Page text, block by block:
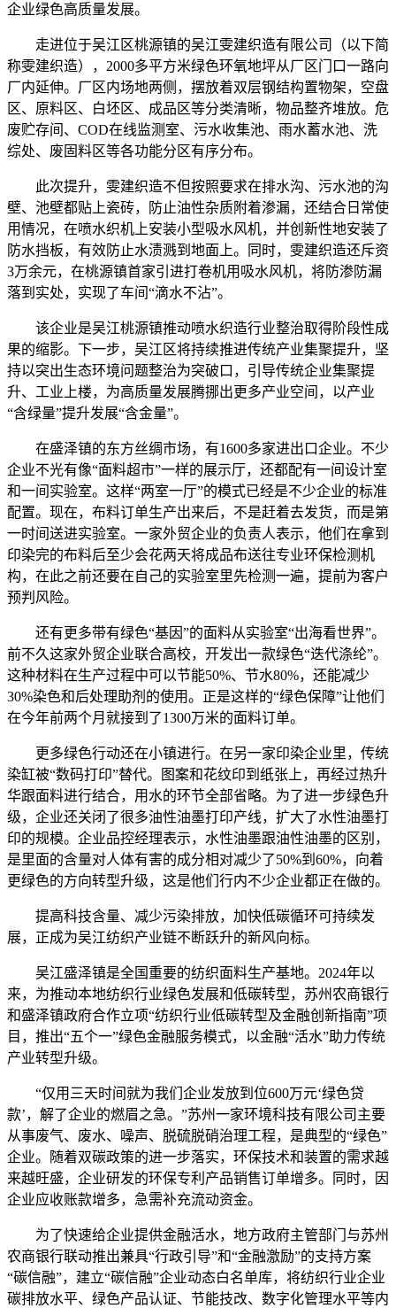
企业绿色高质量发展。
走进位于吴江区桃源镇的吴江雯建织造有限公司（以下简
称雯建织造），2000多平方米绿色环氧地坪从厂区门口一路向
厂内延伸。厂区内场地两侧，摆放着双层钢结构置物架，空盘
区、原料区、白坯区、成品区等分类清晰，物品整齐堆放。危
废贮存间、COD在线监测室、污水收集池、雨水蓄水池、洗
综处、废固料区等各功能分区有序分布。
此次提升，雯建织造不但按照要求在排水沟、污水池的沟
壁、池壁都贴上瓷砖，防止油性杂质附着渗漏，还结合日常使
用情况，在喷水织机上安装小型吸水风机，并创新性地安装了
防水挡板，有效防止水渍溅到地面上。同时，雯建织造还斥资
3万余元，在桃源镇首家引进打卷机用吸水风机，将防渗防漏
落到实处，实现了车间“滴水不沾”。
该企业是吴江桃源镇推动喷水织造行业整治取得阶段性成
果的缩影。下一步，吴江区将持续推进传统产业集聚提升，坚
持以突出生态环境问题整治为突破口，引导传统企业集聚提
升、工业上楼，为高质量发展腾挪出更多产业空间，以产业
“含绿量”提升发展“含金量”。
在盛泽镇的东方丝绸市场，有1600多家进出口企业。不少
企业不光有像“面料超市”一样的展示厅，还都配有一间设计室
和一间实验室。这样“两室一厅”的模式已经是不少企业的标准
配置。现在，布料订单生产出来后，不是赶着去发货，而是第
一时间送进实验室。一家外贸企业的负责人表示，他们在拿到
印染完的布料后至少会花两天将成品布送往专业环保检测机
构，在此之前还要在自己的实验室里先检测一遍，提前为客户
预判风险。
还有更多带有绿色“基因”的面料从实验室“出海看世界”。
前不久这家外贸企业联合高校，开发出一款绿色“迭代涤纶”。
这种材料在生产过程中可以节能50%、节水80%，还能减少
30%染色和后处理助剂的使用。正是这样的“绿色保障”让他们
在今年前两个月就接到了1300万米的面料订单。
更多绿色行动还在小镇进行。在另一家印染企业里，传统
染缸被“数码打印”替代。图案和花纹印到纸张上，再经过热升
华跟面料进行结合，用水的环节全部省略。为了进一步绿色升
级，企业还关闭了很多油性油墨打印产线，扩大了水性油墨打
印的规模。企业品控经理表示，水性油墨跟油性油墨的区别，
是里面的含量对人体有害的成分相对减少了50%到60%，向着
更绿色的方向转型升级，这是他们行内不少企业都正在做的。
提高科技含量、减少污染排放，加快低碳循环可持续发
展，正成为吴江纺织产业链不断跃升的新风向标。
吴江盛泽镇是全国重要的纺织面料生产基地。2024年以
来，为推动本地纺织行业绿色发展和低碳转型，苏州农商银行
和盛泽镇政府合作立项“纺织行业低碳转型及金融创新指南”项
目，推出“五个一”绿色金融服务模式，以金融“活水”助力传统
产业转型升级。
“仅用三天时间就为我们企业发放到位600万元‘绿色贷
款’，解了企业的燃眉之急。”苏州一家环境科技有限公司主要
从事废气、废水、噪声、脱硫脱硝治理工程，是典型的“绿色”
企业。随着双碳政策的进一步落实，环保技术和装置的需求越
来越旺盛，企业研发的环保专利产品销售订单增多。同时，因
企业应收账款增多，急需补充流动资金。
为了快速给企业提供金融活水，地方政府主管部门与苏州
农商银行联动推出兼具“行政引导”和“金融激励”的支持方案
“碳信融”，建立“碳信融”企业动态白名单库，将纺织行业企业
碳排放水平、绿色产品认证、节能技改、数字化管理水平等内